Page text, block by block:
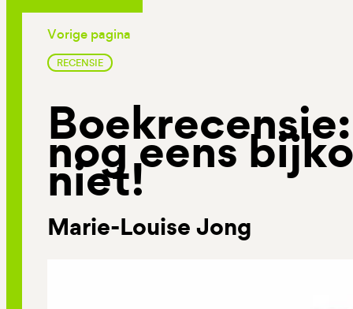
Vorige pagina
RECENSIE
nog eens
niet!
Marie-Louise Jong